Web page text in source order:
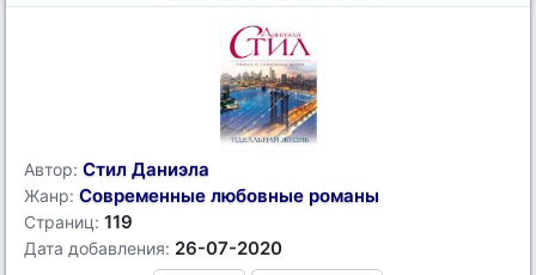
Автор: Стил Даниэла
Жанр: Современные любовные романы
Страниц: 119
Дата добавления: 26-07-2020